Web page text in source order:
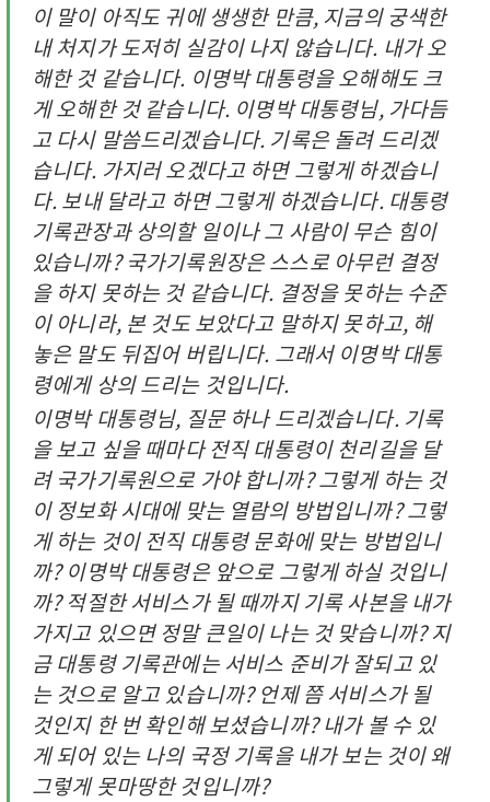
이 말이 아직도 귀에 생생한 만큼, 지금의 궁색한
내 처지가 도저히 실감이 나지 않습니다. 내가 오
해한 것 같습니다. 이명박 대통령을 오해해도 크
게 오해한 것 같습니다. 이명박 대통령님, 가다듬
고 다시 말씀드리겠습니다. 기록은 돌려 드리겠
습니다. 가지러 오겠다고 하면 그렇게 하겠습니
다. 보내 달라고 하면 그렇게 하겠습니다. 대통령
기록관장과 상의할 일이나 그 사람이 무슨 힘이
있습니까? 국가기록원장은 스스로 아무런 결정
을 하지 못하는 것 같습니다. 결정을 못하는 수준
이 아니라, 본 것도 보았다고 말하지 못하고, 해
놓은 말도 뒤집어 버립니다. 그래서 이명박 대통
령에게 상의 드리는 것입니다.
이명박 대통령님, 질문 하나 드리겠습니다. 기록
을 보고 싶을 때마다 전직 대통령이 천리길을 달
려 국가기록원으로 가야 합니까? 그렇게 하는 것
이 정보화 시대에 맞는 열람의 방법입니까? 그렇
게 하는 것이 전직 대통령 문화에 맞는 방법입니
까? 이명박 대통령은 앞으로 그렇게 하실 것입니
까? 적절한 서비스가 될 때까지 기록 사본을 내가
가지고 있으면 정말 큰일이 나는 것 맞습니까? 지
금 대통령 기록관에는 서비스 준비가 잘되고 있
는 것으로 알고 있습니까? 언제 쯤 서비스가 될
것인지 한 번 확인해 보셨습니까? 내가 볼 수 있
게 되어 있는 나의 국정 기록을 내가 보는 것이 왜
그렇게 못마땅한 것입니까?